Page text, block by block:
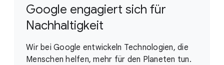
Google engagiert sich für
Nachhaltigkeit
Wir bei Google entwickeln Technologien, die
Menschen helfen, mehr für den Planeten tun.